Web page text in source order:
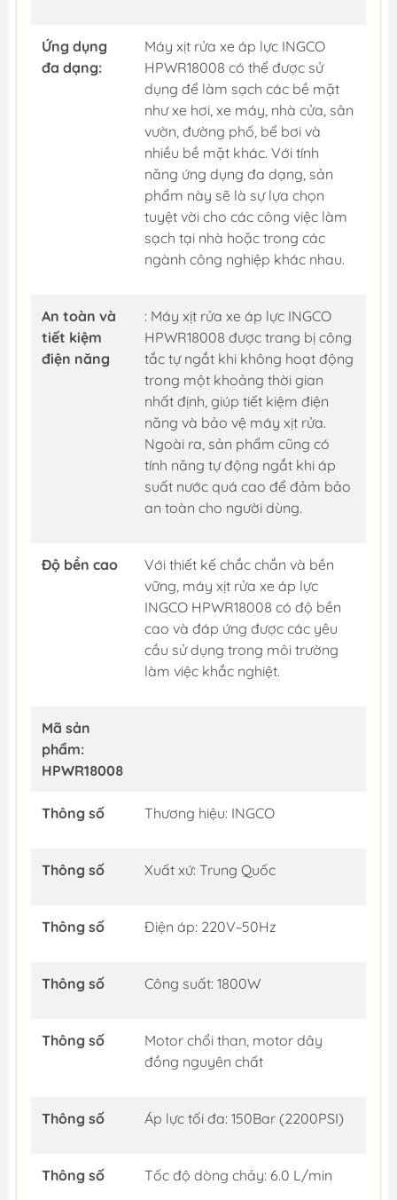
Ứng dụng
đa dạng:
Máy xịt rửa xe áp lực INGCO
HPWR18008 có thể được sử
dụng để làm sạch các bề mặt
như xe hơi, xe máy, nhà cửa, sân
vườn, đường phố, bể bơi và
nhiều bề mặt khác. Với tính
năng ứng dụng đa dạng, sản
phẩm này sẽ là sự lựa chọn
tuyệt vời cho các công việc làm
sạch tại nhà hoặc trong các
ngành công nghiệp khác nhau.
An toàn và
tiết kiệm
điện năng
: Máy xịt rửa xe áp lực INGCO
HPWR18008 được trang bị công
tắc tự ngắt khi không hoạt động
trong một khoảng thời gian
nhất định, giúp tiết kiệm điện
năng và bảo vệ máy xịt rửa.
Ngoài ra, sản phẩm cũng có
tính năng tự động ngắt khi áp
suất nước quá cao để đảm bảo
an toàn cho người dùng.
Độ bền cao
Với thiết kế chắc chắn và bền
vững, máy xịt rửa xe áp lực
INGCO HPWR18008 có độ bền
cao và đáp ứng được các yêu
cầu sử dụng trong môi trường
làm việc khắc nghiệt.
Mã sản
phẩm:
HPWR18008
Thông số Thương hiệu: INGCO
Thông số Xuất xứ: Trung Quốc
Thông số Điện áp: 220V~50Hz
Thông số Công suất: 1800W
Thông số
Motor chổi than, motor dây
đồng nguyên chất
Thông số Áp lực tối đa: 150Bar (2200PSI)
Thông số Tốc độ dòng chảy: 6.0 L/min